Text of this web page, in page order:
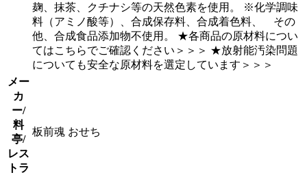
麹、抹茶、クチナシ等の天然色素を使用。 ※化学調味
料（アミノ酸等）、合成保存料、合成着色料、 その
他、合成食品添加物不使用。 ★各商品の原材料につい
てはこちらでご確認ください＞＞＞ ★放射能汚染問題
についても安全な原材料を選定しています＞＞＞
メー
カ
ー/
料
亭/
レス
トラ
板前魂 おせち